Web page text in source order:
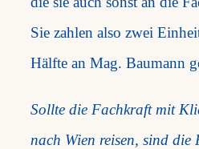
Sie zahlen also zwei
Hälfte an Mag. Baumann
Sollte die Fachkraft mit
nach Wien reisen, sind die